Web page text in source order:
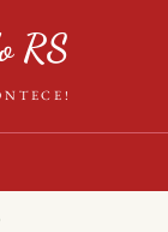
RS